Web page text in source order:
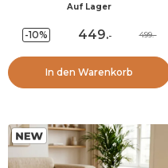
Auf Lager
-10% 449.- 499.-
In den Warenkorb